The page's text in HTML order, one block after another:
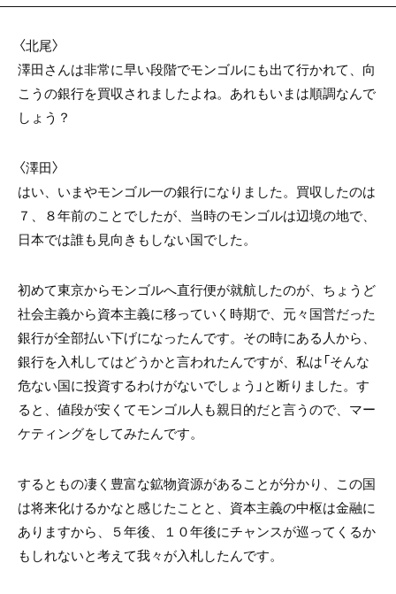
〈北尾〉
澤田さんは非常に早い段階でモンゴルにも出て行かれて、向
こうの銀行を買収されましたよね。あれもいまは順調なんで
しょう？
〈澤田〉
はい、いまやモンゴル一の銀行になりました。買収したのは
７、８年前のことでしたが、当時のモンゴルは辺境の地で、
日本では誰も見向きもしない国でした。
初めて東京からモンゴルへ直行便が就航したのが、ちょうど
社会主義から資本主義に移っていく時期で、元々国営だった
銀行が全部払い下げになったんです。その時にある人から、
銀行を入札してはどうかと言われたんですが、私は「そんな
危ない国に投資するわけがないでしょう」と断りました。す
ると、値段が安くてモンゴル人も親日的だと言うので、マー
ケティングをしてみたんです。
するともの凄く豊富な鉱物資源があることが分かり、この国
は将来化けるかなと感じたことと、資本主義の中枢は金融に
ありますから、５年後、１０年後にチャンスが巡ってくるか
もしれないと考えて我々が入札したんです。